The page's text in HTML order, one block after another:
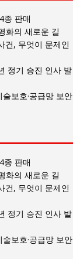
종 판매
화의 새로운 길
건, 무엇이 문제인
정기 승진 인사 발
보호·공급망 보안
종 판매
화의 새로운 길
건, 무엇이 문제인
정기 승진 인사 발
보호·공급망 보안